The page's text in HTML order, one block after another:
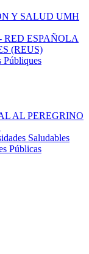
Y SALUD UMH
RED ESPAÑOLA
(REUS)
Públiques
AL PEREGRINO
Saludables
Públicas